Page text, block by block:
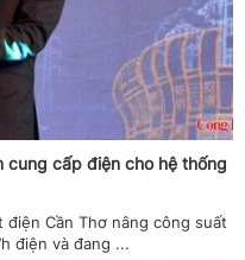
cung cấp điện cho hệ thống
Cần Thơ nâng công suất
điện và đang ...